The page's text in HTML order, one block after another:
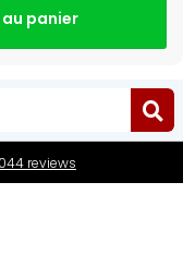
reviews
panier